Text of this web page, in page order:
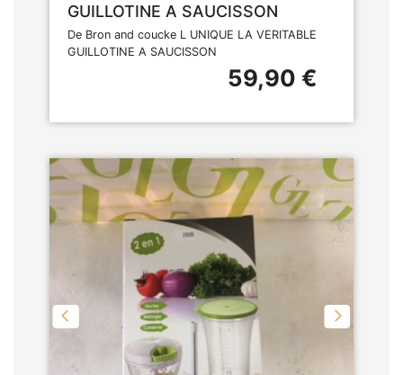
GUILLOTINE A SAUCISSON
De Bron and coucke L UNIQUE LA VERITABLE
GUILLOTINE A SAUCISSON
59,90 €